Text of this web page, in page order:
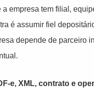
a empresa tem filial,
é assumir fiel
depende de parceiro
e, XML, contrato e